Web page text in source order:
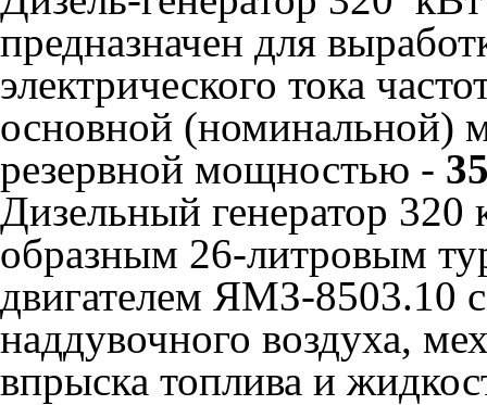
предназначен для
электрического тока
основной
резервной мощностью -
Дизельный генератор
образным 26-литровым
двигателем ЯМЗ-8503.10
наддувочного воздуха,
впрыска топлива и